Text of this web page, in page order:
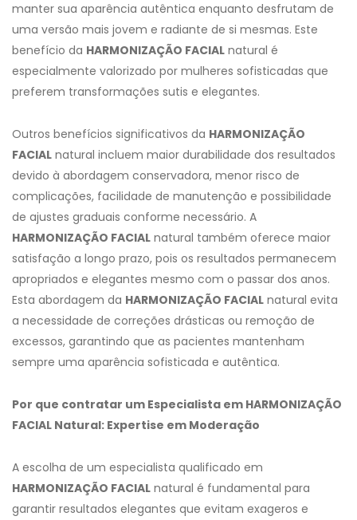
manter sua aparência autêntica enquanto desfrutam de
uma versão mais jovem e radiante de si mesmas. Este
benefício da HARMONIZAÇÃO FACIAL natural é
especialmente valorizado por mulheres sofisticadas que
preferem transformações sutis e elegantes.
Outros benefícios significativos da HARMONIZAÇÃO
FACIAL natural incluem maior durabilidade dos resultados
devido à abordagem conservadora, menor risco de
complicações, facilidade de manutenção e possibilidade
de ajustes graduais conforme necessário. A
HARMONIZAÇÃO FACIAL natural também oferece maior
satisfação a longo prazo, pois os resultados permanecem
apropriados e elegantes mesmo com o passar dos anos.
Esta abordagem da HARMONIZAÇÃO FACIAL natural evita
a necessidade de correções drásticas ou remoção de
excessos, garantindo que as pacientes mantenham
sempre uma aparência sofisticada e autêntica.
Por que contratar um Especialista em HARMONIZAÇÃO
FACIAL Natural: Expertise em Moderação
A escolha de um especialista qualificado em
HARMONIZAÇÃO FACIAL natural é fundamental para
garantir resultados elegantes que evitam exageros e